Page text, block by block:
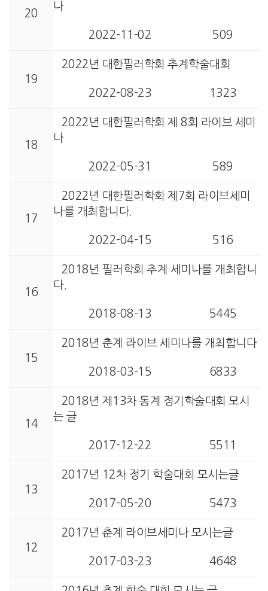
20
나
2022-11-02 509
19
2022년 대한필러학회 추계학술대회
2022-08-23 1323
18
2022년 대한필러학회 제 8회 라이브 세미
나
2022-05-31 589
17
2022년 대한필러학회 제7회 라이브세미
나를 개최합니다.
2022-04-15 516
16
2018년 필러학회 추계 세미나를 개최합니
다.
2018-08-13 5445
15
2018년 춘계 라이브 세미나를 개최합니다
2018-03-15 6833
14
2018년 제13차 동계 정기학술대회 모시
는 글
2017-12-22 5511
13
2017년 12차 정기 학술대회 모시는글
2017-05-20 5473
12
2017년 춘계 라이브세미나 모시는글
2017-03-23 4648